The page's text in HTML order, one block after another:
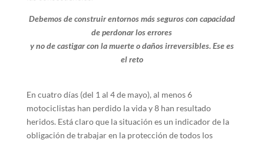
Debemos de construir entornos más seguros con capacidad
de perdonar los errores
y no de castigar con la muerte o daños irreversibles. Ese es
el reto
En cuatro días (del 1 al 4 de mayo), al menos 6
motociclistas han perdido la vida y 8 han resultado
heridos. Está claro que la situación es un indicador de la
obligación de trabajar en la protección de todos los